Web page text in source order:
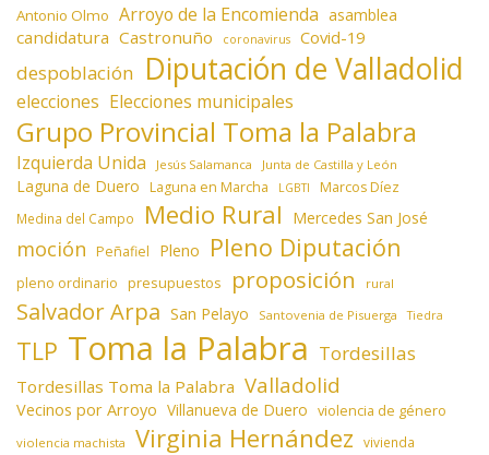
Antonio Olmo Arroyo de la Encomienda asamblea
candidatura Castronuño coronavirus Covid-19
despoblación Diputación de Valladolid
elecciones Elecciones municipales
Grupo Provincial Toma la Palabra
Izquierda Unida Jesús Salamanca Junta de Castilla y León
Laguna de Duero Laguna en Marcha LGBTI Marcos Díez
Medina del Campo Medio Rural Mercedes San José
moción Peñafiel Pleno Pleno Diputación
pleno ordinario presupuestos proposición rural
Salvador Arpa San Pelayo Santovenia de Pisuerga Tiedra
TLP Toma la Palabra Tordesillas
Tordesillas Toma la Palabra Valladolid
Vecinos por Arroyo Villanueva de Duero violencia de género
violencia machista Virginia Hernández vivienda